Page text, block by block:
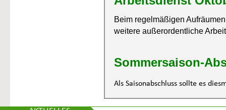
Beim regelmäßigen
weitere außerordentliche
Sommersaison-
Als Saisonabschluss sollte es